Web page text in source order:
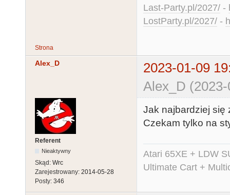
Last-Party.pl/2027/ -
LostParty.pl/2027/ -
Strona
Alex_D
2023-01-09
Alex_D
Referent
Nieaktywny
Skąd: Wrc
Zarejestrowany: 2014-05-28
Posty: 346
Jak najbardziej się
Czekam tylko na
Atari 65XE + LDW
Ultimate Cart +